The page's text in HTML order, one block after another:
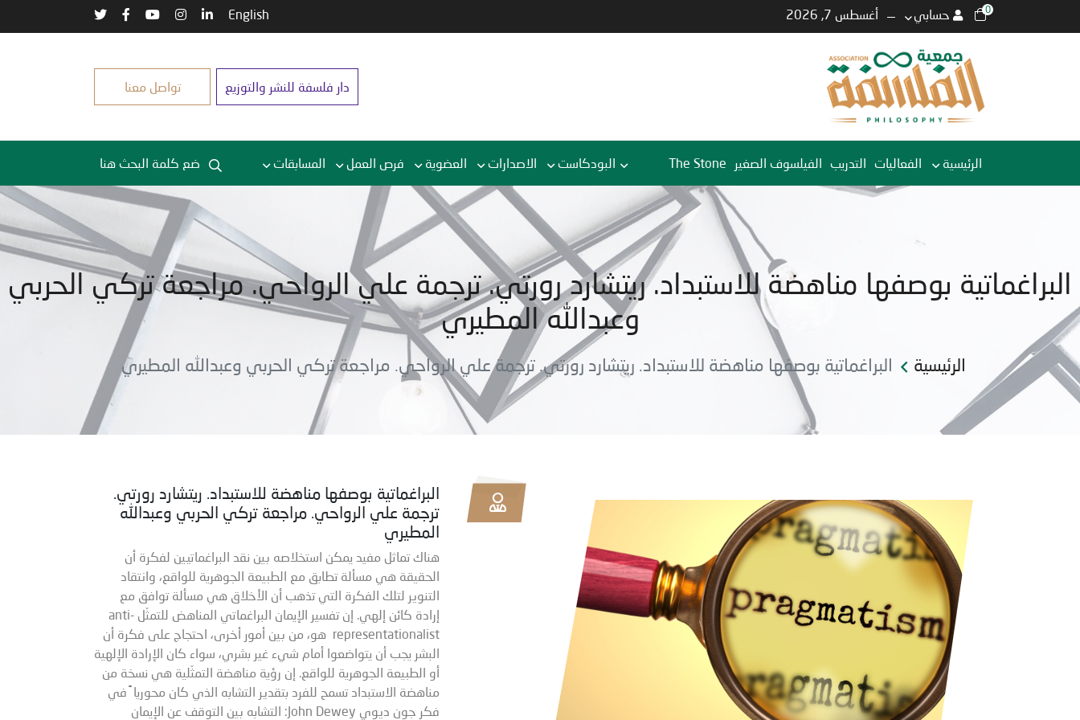
0 حسابي أغسطس 7, 2026 English
دار فلسفة للنشر والتوزيع تواصل معنا
الرئيسية الفعاليات التدريب الفيلسوف الصغير The Stone البودكاست الاصدارات العضوية فرص العمل المسابقات
البراغماتية بوصفها مناهضة للاستبداد. ريتشارد رورتي. ترجمة علي الرواحي. مراجعة تركي الحربي
وعبدالله المطيري
الرئيسية البراغماتية بوصفها مناهضة للاستبداد. ريتشارد رورتي. ترجمة علي الرواحي. مراجعة تركي الحربي وعبدالله المطيري
البراغماتية بوصفها مناهضة للاستبداد. ريتشارد رورتي.
ترجمة علي الرواحي. مراجعة تركي الحربي وعبدالله
المطيري
هناك تماثل مفيد يمكن استخلاصه بين نقد البراغماتيين لفكرة أن
الحقيقة هي مسألة تطابق مع الطبيعة الجوهرية للواقع، وانتقاد
التنوير لتلك الفكرة التي تذهب أن الأخلاق هي مسألة توافق مع
إرادة كائن إلهي. إن تفسير الإيمان البراغماتي المناهض للتمثّل anti-
representationalist هو، من بين أمور أخرى، احتجاج على فكرة أن
البشر يجب أن يتواضعوا أمام شيء غير بشري، سواء كان الإرادة الإلهية
أو الطبيعة الجوهرية للواقع. إن رؤية مناهضة التمثّلية هي نسخة من
مناهضة الاستبداد تسمح للفرد بتقدير التشابه الذي كان محوريا ً في
فكر جون ديوي John Dewey: التشابه بين التوقف عن الإيمان